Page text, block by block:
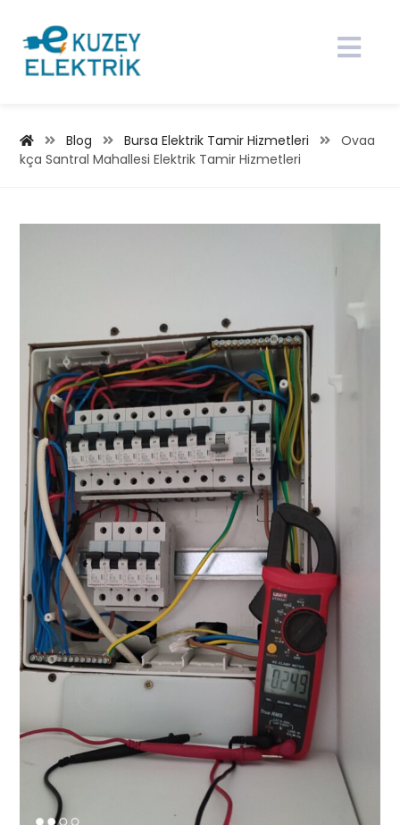
Blog Bursa Elektrik Tamir Hizmetleri
Ovaa
kça Santral Mahallesi Elektrik Tamir Hizmetleri